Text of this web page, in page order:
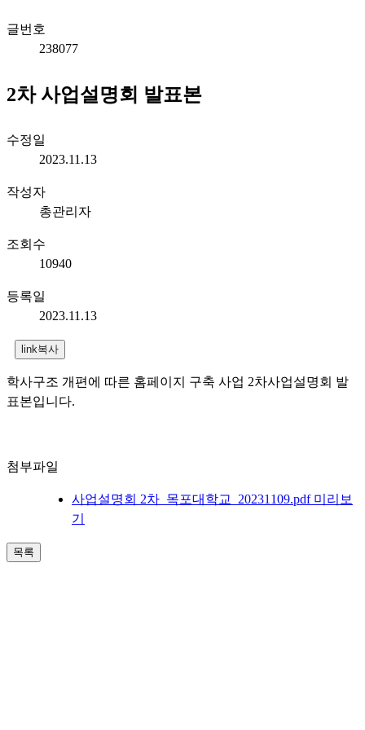
글번호
238077
2차 사업설명회 발표본
수정일
2023.11.13
작성자
총관리자
조회수
10940
등록일
2023.11.13
학사구조 개편에 따른 홈페이지 구축 사업 2차사업설명회 발
표본입니다.
첨부파일
사업설명회 2차_목포대학교_20231109.pdf 미리보
기